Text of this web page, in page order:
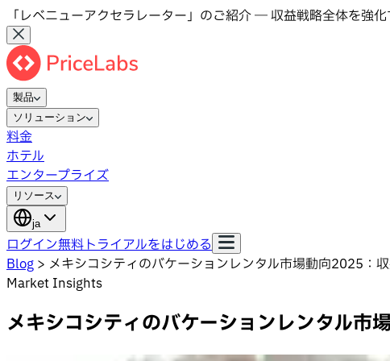
「レベニューアクセラレーター」のご紹介 ― 収益戦略全体を強化
製品
ソリューション
料金
ホテル
エンタープライズ
リソース
ja
ログイン無料トライアルをはじめる
Blog > メキシコシティのバケーションレンタル市場動向2025：
Market Insights
メキシコシティのバケーションレンタル市